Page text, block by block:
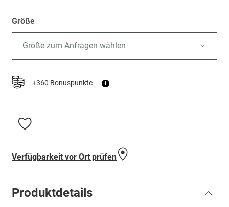
Größe
Größe zum Anfragen wählen
+360 Bonuspunkte i
Zur
Wunschliste
Verfügbarkeit vor Ort prüfen
Produktdetails